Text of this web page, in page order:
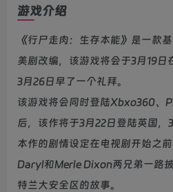
游戏介绍
《行尸走肉：生存本能》是一款
美剧改编，该游戏将会于3月19日
3月26日早了一个礼拜。
该游戏将会同时登陆Xbxo360、
后，该作将于3月22日登陆英国，
本作的剧情设定在电视剧开始之
Daryl和Merle Dixon两兄弟一路
特兰大安全区的故事。